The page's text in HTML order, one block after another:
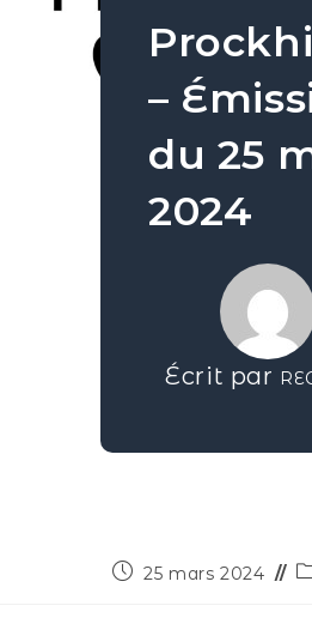
–
du 25
2024
Écrit par
25 mars 2024